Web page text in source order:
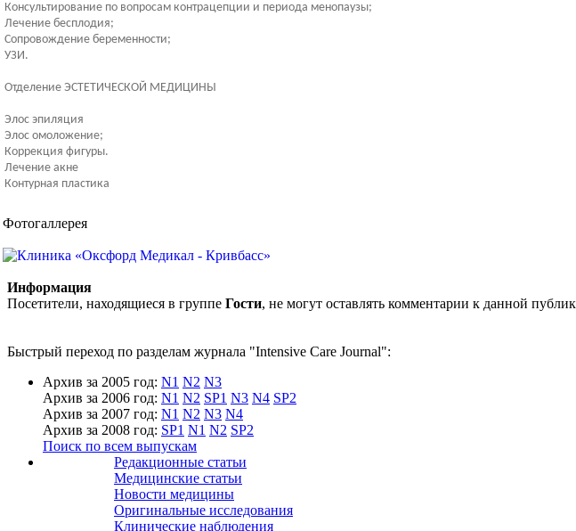
Консультирование по вопросам контрацепции и периода менопаузы;
Лечение бесплодия;
Сопровождение беременности;
УЗИ.
Отделение ЭСТЕТИЧЕСКОЙ МЕДИЦИНЫ
Элос эпиляция
Элос омоложение;
Коррекция фигуры.
Лечение акне
Контурная пластика
Фотогаллерея
Информация
Посетители, находящиеся в группе Гости, не могут оставлять комментарии к данной
Быстрый переход по разделам журнала "Intensive Care Journal":
Архив за 2005 год: N1 N2 N3
Архив за 2006 год: N1 N2 SP1 N3 N4 SP2
Архив за 2007 год: N1 N2 N3 N4
Архив за 2008 год: SP1 N1 N2 SP2
Поиск по всем выпускам
Редакционные статьи
Медицинские статьи
Новости медицины
Оригинальные исследования
Клинические наблюдения